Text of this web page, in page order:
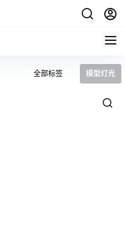
全部标签 模型灯光